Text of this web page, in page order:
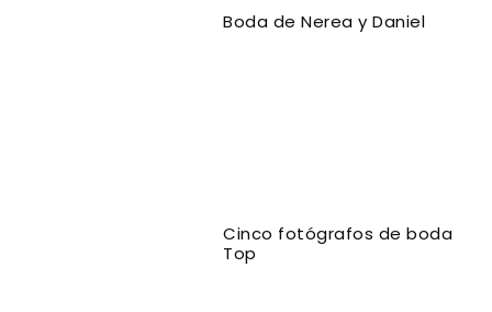
Boda de Nerea y Daniel
Cinco fotógrafos de boda
Top